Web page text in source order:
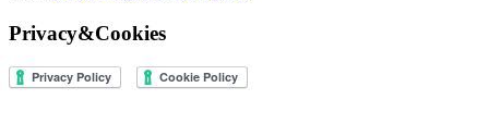
Privacy&Cookies